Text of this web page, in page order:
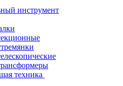
инструмент
техника